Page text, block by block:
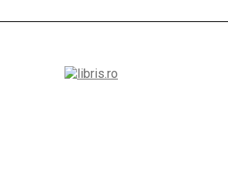
Left
Asides